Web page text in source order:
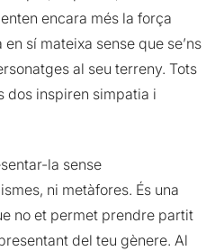
encara més la força
sí mateixa sense que se’ns
al seu terreny. Tots
dos inspiren simpatia i
la sense
ni metàfores. És una
no et permet prendre partit
del teu gènere. Al